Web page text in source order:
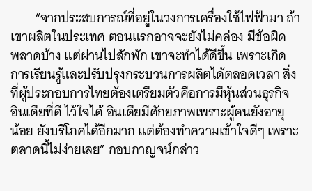
“จากประสบการณ์ที่อยู่ในวงการเครื่องใช้ไฟฟ้ามา ถ้า
เขาผลิตในประเทศ ตอนแรกอาจจะยังไม่คล่อง มีข้อผิด
พลาดบ้าง แต่ผ่านไปสักพัก เขาจะทำได้ดีขึ้น เพราะเกิด
การเรียนรู้และปรับปรุงกระบวนการผลิตได้ตลอดเวลา สิ่ง
ที่ผู้ประกอบการไทยต้องเตรียมตัวคือการมีหุ้นส่วนธุรกิจ
อินเดียที่ดี ไว้ใจได้ อินเดียมีศักยภาพเพราะผู้คนยังอายุ
น้อย ยังบริโภคได้อีกมาก แต่ต้องทำความเข้าใจดีๆ เพราะ
ตลาดนี้ไม่ง่ายเลย” กอบกาญจน์กล่าว
SHARE TWEET EMAIL